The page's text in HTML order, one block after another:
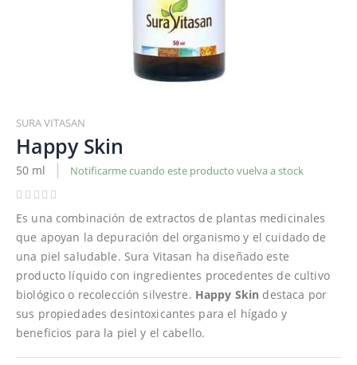
al
comienzo
de
la
galería
imágenes
SURA VITASAN
Happy Skin
50 ml Notificarme cuando este producto vuelva a stock
Es una combinación de extractos de plantas medicinales
que apoyan la depuración del organismo y el cuidado de
una piel saludable. Sura Vitasan ha diseñado este
producto líquido con ingredientes procedentes de cultivo
biológico o recolección silvestre. Happy Skin destaca por
sus propiedades desintoxicantes para el hígado y
beneficios para la piel y el cabello.